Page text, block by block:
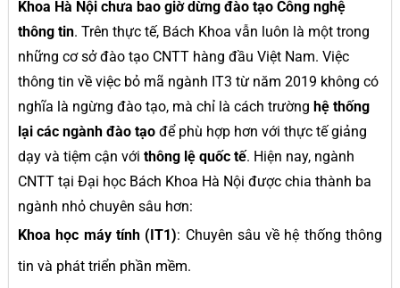
Khoa Hà Nội chưa bao giờ dừng đào tạo Công nghệ
thông tin. Trên thực tế, Bách Khoa vẫn luôn là một trong
những cơ sở đào tạo CNTT hàng đầu Việt Nam. Việc
thông tin về việc bỏ mã ngành IT3 từ năm 2019 không có
nghĩa là ngừng đào tạo, mà chỉ là cách trường hệ thống
lại các ngành đào tạo để phù hợp hơn với thực tế giảng
dạy và tiệm cận với thông lệ quốc tế. Hiện nay, ngành
CNTT tại Đại học Bách Khoa Hà Nội được chia thành ba
ngành nhỏ chuyên sâu hơn:
Khoa học máy tính (IT1): Chuyên sâu về hệ thống thông
tin và phát triển phần mềm.